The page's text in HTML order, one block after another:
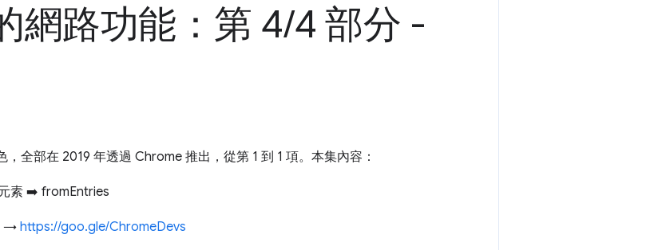
網路功能：第 4/4 部分 -
全部在 2019 年透過 Chrome 推出，從第 1 到 1 項。本集內容：
素 ➡️ fromEntries
→https://goo.gle/ChromeDevs